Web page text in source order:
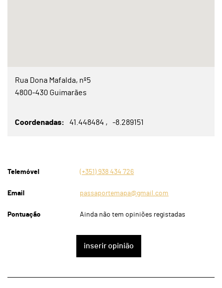
Rua Dona Mafalda, nº5
4800-430 Guimarães
Coordenadas 41.448484 -8.289151
Telemóvel (+351) 938 434 726
Email passaportemapa@gmail.com
Pontuação Ainda não tem opiniões registadas
inserir opinião